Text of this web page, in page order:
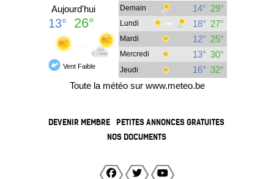
DEVENIR MEMBRE
PETITES ANNONCES GRATUITES
NOS DOCUMENTS